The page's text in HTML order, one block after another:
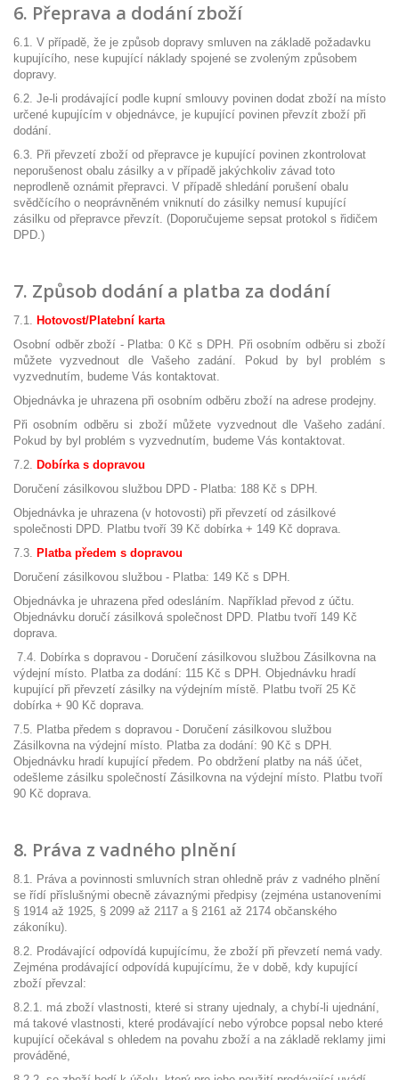
6. Přeprava a dodání zboží
6.1. V případě, že je způsob dopravy smluven na základě požadavku
kupujícího, nese kupující náklady spojené se zvoleným způsobem
dopravy.
6.2. Je-li prodávající podle kupní smlouvy povinen dodat zboží na místo
určené kupujícím v objednávce, je kupující povinen převzít zboží při
dodání.
6.3. Při převzetí zboží od přepravce je kupující povinen zkontrolovat
neporušenost obalu zásilky a v případě jakýchkoliv závad toto
neprodleně oznámit přepravci. V případě shledání porušení obalu
svědčícího o neoprávněném vniknutí do zásilky nemusí kupující
zásilku od přepravce převzít. (Doporučujeme sepsat protokol s řidičem
DPD.)
7. Způsob dodání a platba za dodání
7.1. Hotovost/Platební karta
Osobní odběr zboží - Platba: 0 Kč s DPH. Při osobním odběru si zboží
můžete vyzvednout dle Vašeho zadání. Pokud by byl problém s
vyzvednutím, budeme Vás kontaktovat.
Objednávka je uhrazena při osobním odběru zboží na adrese prodejny.
Při osobním odběru si zboží můžete vyzvednout dle Vašeho zadání.
Pokud by byl problém s vyzvednutím, budeme Vás kontaktovat.
7.2. Dobírka s dopravou
Doručení zásilkovou službou DPD - Platba: 188 Kč s DPH.
Objednávka je uhrazena (v hotovosti) při převzetí od zásilkové
společnosti DPD. Platbu tvoří 39 Kč dobírka + 149 Kč doprava.
7.3. Platba předem s dopravou
Doručení zásilkovou službou - Platba: 149 Kč s DPH.
Objednávka je uhrazena před odesláním. Například převod z účtu.
Objednávku doručí zásilková společnost DPD. Platbu tvoří 149 Kč
doprava.
7.4. Dobírka s dopravou - Doručení zásilkovou službou Zásilkovna na
výdejní místo. Platba za dodání: 115 Kč s DPH. Objednávku hradí
kupující při převzetí zásilky na výdejním místě. Platbu tvoří 25 Kč
dobírka + 90 Kč doprava.
7.5. Platba předem s dopravou - Doručení zásilkovou službou
Zásilkovna na výdejní místo. Platba za dodání: 90 Kč s DPH.
Objednávku hradí kupující předem. Po obdržení platby na náš účet,
odešleme zásilku společností Zásilkovna na výdejní místo. Platbu tvoří
90 Kč doprava.
8. Práva z vadného plnění
8.1. Práva a povinnosti smluvních stran ohledně práv z vadného plnění
se řídí příslušnými obecně závaznými předpisy (zejména ustanoveními
§ 1914 až 1925, § 2099 až 2117 a § 2161 až 2174 občanského
zákoníku).
8.2. Prodávající odpovídá kupujícímu, že zboží při převzetí nemá vady.
Zejména prodávající odpovídá kupujícímu, že v době, kdy kupující
zboží převzal:
8.2.1. má zboží vlastnosti, které si strany ujednaly, a chybí-li ujednání,
má takové vlastnosti, které prodávající nebo výrobce popsal nebo které
kupující očekával s ohledem na povahu zboží a na základě reklamy jimi
prováděné,